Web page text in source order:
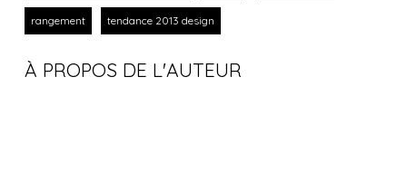
rangement tendance 2013 design
À PROPOS DE L'AUTEUR